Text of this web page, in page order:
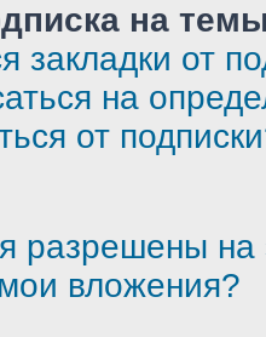
на
закладки от
на
от
разрешены
вложения?